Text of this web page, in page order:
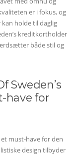
er i fokus, og
holde til daglig
kreditkortholder
både stil og
Sweden’s
have for
must-have for den
design tilbyder